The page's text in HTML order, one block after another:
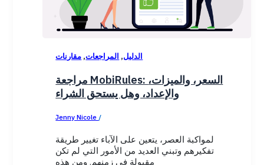
الدليل, المراجعات, مقارنات
مراجعة MobiRules: السعر، والميزات،
والإعداد، وهل يستحق الشراء
Jenny Nicole/
لمواكبة العصر، يتعين على الآباء تغيير طريقة
تفكيرهم وتبني العديد من الأمور التي لم تكن
مقبولة في زمنهم. ومن هذه